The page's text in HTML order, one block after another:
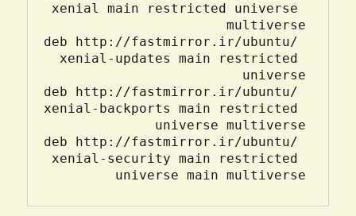
xenial main restricted universe
deb http://fastmirror.ir/ubuntu/
xenial-updates main restricted
deb http://fastmirror.ir/ubuntu/
xenial-backports main restricted
deb http://fastmirror.ir/ubuntu/
xenial-security main restricted
universe main multiverse